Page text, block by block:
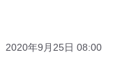
2020年9月25日 08:00